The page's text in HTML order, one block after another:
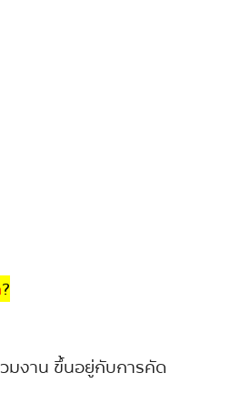
?
มงาน ขึ้นอยู่กับการคัด